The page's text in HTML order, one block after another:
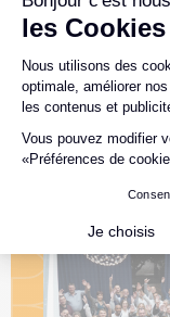
Vous bénéficierez
collectif et pour
rapidement
fonctionnement.
parcours de